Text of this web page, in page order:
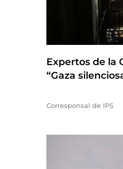
Expertos de la
“Gaza
Corresponsal de IPS